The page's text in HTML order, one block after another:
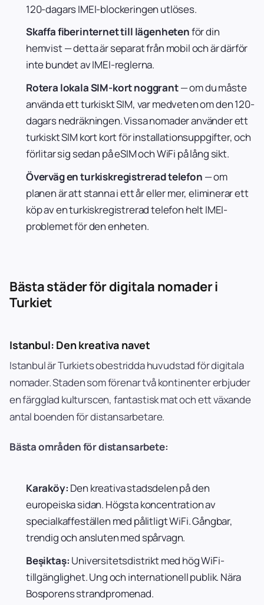
120-dagars IMEI-blockeringen utlöses.
Skaffa fiberinternet till lägenhetenför din
hemvist — detta är separat från mobil och är därför
inte bundet av IMEI-reglerna.
Rotera lokala SIM-kort noggrant— om du måste
använda ett turkiskt SIM, var medveten om den 120-
dagars nedräkningen. Vissa nomader använder ett
turkiskt SIM kort kort för installationsuppgifter, och
förlitar sig sedan på eSIM och WiFi på lång sikt.
Överväg en turkiskregistrerad telefon — om
planen är att stanna i ett år eller mer, eliminerar ett
köp av en turkiskregistrerad telefon helt IMEI-
problemet för den enheten.
Bästa städer för digitala nomader i
Turkiet
Istanbul: Den kreativa navet
Istanbul är Turkiets obestridda huvudstad för digitala
nomader. Staden som förenar två kontinenter erbjuder
en färgglad kulturscen, fantastisk mat och ett växande
antal boenden för distansarbetare.
Bästa områden för distansarbete:
Karaköy: Den kreativa stadsdelen på den
europeiska sidan. Högsta koncentration av
specialkaffeställen med pålitligt WiFi. Gångbar,
trendig och ansluten med spårvagn.
Beşiktaş: Universitetsdistrikt med hög WiFi-
tillgänglighet. Ung och internationell publik. Nära
Bosporens strandpromenad.